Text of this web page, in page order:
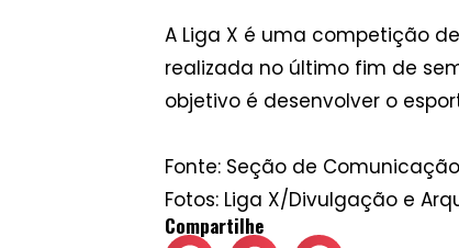
A Liga X é uma competição
realizada no último fim de
objetivo é desenvolver o
Fonte: Seção de
Fotos: Liga X/Divulgação e
Compartilhe